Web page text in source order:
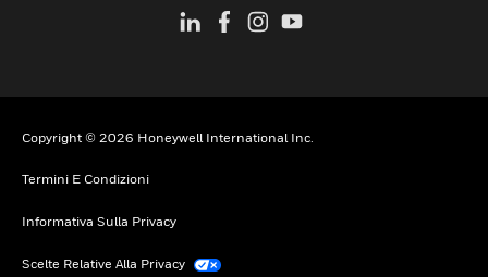
Copyright © 2026 Honeywell International Inc.
Termini E Condizioni
Informativa Sulla Privacy
Scelte Relative Alla Privacy